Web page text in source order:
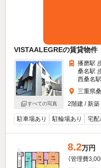
VISTAALEGREの賃貸物件
すべての写真
播磨駅
桑名駅
西桑名
三重県
2階建 / 新築
駐車場あり 駐輪場あり 宅配
8.2万円
（管理費